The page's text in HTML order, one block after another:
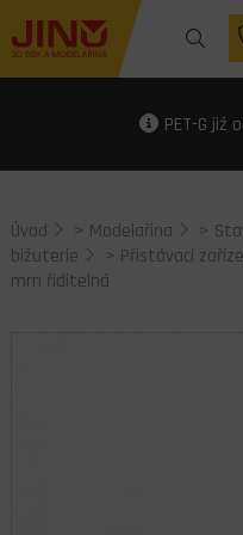
PET-G již
Úvod > Modelařina >
bižuterie
> Přistávací
mm řiditelná